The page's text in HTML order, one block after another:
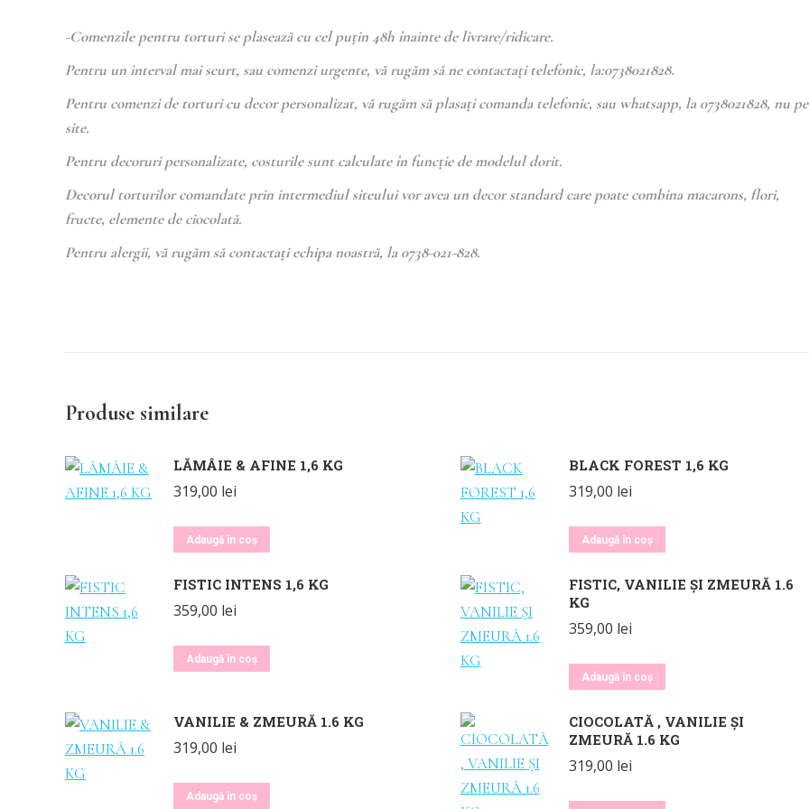
-Comenzile pentru torturi se plasează cu cel puțin 48h înainte de livrare/ridicare.
Pentru un interval mai scurt, sau comenzi urgente, vă rugăm să ne contactați telefonic, la:0738021828.
Pentru comenzi de torturi cu decor personalizat, vă rugăm să plasați comanda telefonic, sau whatsapp, la 0738021828, nu pe
site.
Pentru decoruri personalizate, costurile sunt calculate în funcție de modelul dorit.
Decorul torturilor comandate prin intermediul siteului vor avea un decor standard care poate combina macarons, flori,
fructe, elemente de ciocolată.
Pentru alergii, vă rugăm să contactați echipa noastră, la 0738-021-828.
Produse similare
LĂMÂIE & AFINE 1,6 KG
319,00 lei
Adaugă în coș
BLACK FOREST 1,6 KG
319,00 lei
Adaugă în coș
FISTIC INTENS 1,6 KG
359,00 lei
Adaugă în coș
FISTIC, VANILIE ȘI ZMEURĂ 1.6
KG
359,00 lei
Adaugă în coș
VANILIE & ZMEURĂ 1.6 KG
319,00 lei
Adaugă în coș
CIOCOLATĂ , VANILIE ȘI
ZMEURĂ 1.6 KG
319,00 lei